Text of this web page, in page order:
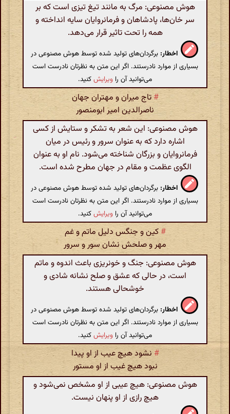
هوش مصنوعی: مرگ به مانند تیغ تیزی است که بر
سر خان‌ها، پادشاهان و فرمانروایان سایه انداخته و
همه را تحت تاثیر قرار می‌دهد.
اخطار: برگردان‌های تولید شده توسط هوش مصنوعی در
بسیاری از موارد نادرستند. اگر این متن به نظرتان نادرست است
می‌توانید آن را ویرایشکنید.
# تاج میران و مهتران جهان
ناصرالدین امیر ابومنصور
هوش مصنوعی: این شعر به تشکر و ستایش از کسی
اشاره دارد که به عنوان سرور و رئیس در میان
فرمانروایان و بزرگان شناخته می‌شود. نام او به عنوان
الگوی عظمت و مقام در جهان مطرح شده است.
اخطار: برگردان‌های تولید شده توسط هوش مصنوعی در
بسیاری از موارد نادرستند. اگر این متن به نظرتان نادرست است
می‌توانید آن را ویرایشکنید.
# کین و جنگس دلیل ماتم و غم
مهر و صلحش نشان سور و سرور
هوش مصنوعی: جنگ و خونریزی باعث اندوه و ماتم
است، در حالی که عشق و صلح نشانه شادی و
خوشحالی هستند.
اخطار: برگردان‌های تولید شده توسط هوش مصنوعی در
بسیاری از موارد نادرستند. اگر این متن به نظرتان نادرست است
می‌توانید آن را ویرایشکنید.
# نشود هیچ عیب از او پیدا
نبود هیچ غیب از او مستور
هوش مصنوعی: هیچ عیبی از او مشخص نمی‌شود و
هیچ رازی از او پنهان نیست.